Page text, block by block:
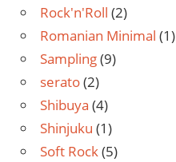
Rock'n'Roll (2)
Romanian Minimal (1)
Sampling(9)
serato(2)
Shibuya (4)
Shinjuku (1)
Soft Rock(5)